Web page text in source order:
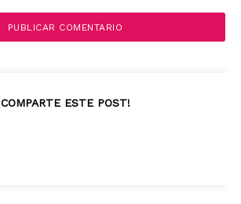
COMPARTE ESTE POST!